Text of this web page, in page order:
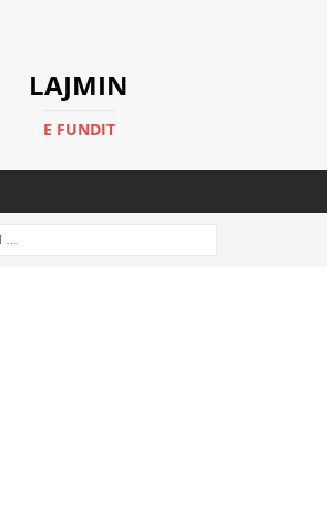
LAJMIN
E FUNDIT